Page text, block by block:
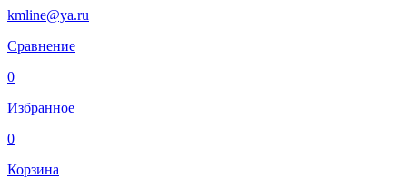
kmline@ya.ru
Сравнение
0
Избранное
0
Корзина